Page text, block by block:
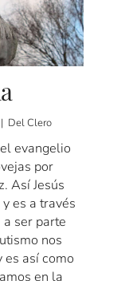
Del Clero
evangelio
por
Así Jesús
es a través
ser parte
nos
así como
en la